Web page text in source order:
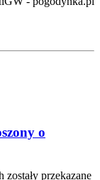
o
przekazane